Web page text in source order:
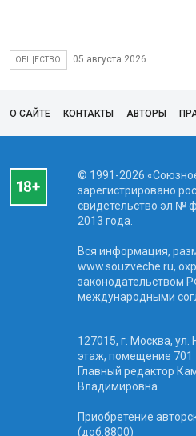
ОБЩЕСТВО 05 августа 2026
О САЙТЕ КОНТАКТЫ АВТОРЫ
© 1991-2026
зарегистрировано
свидетельство эл №
2013 года.
Вся информация,
www.souzveche.ru,
законодательством
международными
127015, г. Москва,
этаж, помещение 701
Главный редактор
Владимировна
Приобретение
(доб.8800)